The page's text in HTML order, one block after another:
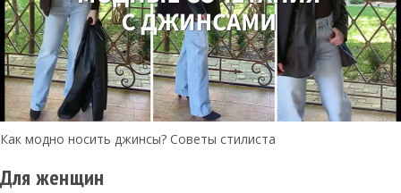
Как модно носить джинсы? Советы стилиста
Для женщин